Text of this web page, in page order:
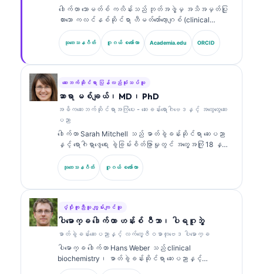
ဒေါက်တာ သောမတ်စ် ကလိန်းသည် ဘုတ်အဖွဲ့မှ အသိအမှတ်ပြု
ထားသော ကလင်နစ်ဆိုင်ရာ ဟီမတ်တော်လော့ဂျစ် (clinical
hematologist) နှင့် အတွင်းလူနာဆိုင်ရာ ဆရာဝန်
(internist) ဖြစ်ပြီး ဓာတ်ခွဲခန်းဆိုင်ရာ ဆေးပညာနှင့် AI
အကူအညီဖြင့် ကလင်နစ်ဆိုင်ရာ ခွဲခြမ်းစိတ်ဖြာမှုတွင်
အဖြစ် သူသည် ပိုင်ဆိုင်မှုဆိုင်ရာ အာရုံကြောကွန်ရက်
(proprietary neural network) ၏ ဆေးဘက်ဆိုင်ရာ တိကျမှုကို
စောင့်ကြည့်ကြီးကြပ်ပေးသည်။ ဒေါက်တာ ကလိန်းသည် ဇီဝ
အမှတ်အသား (biomarker) အဓိပ္ပာယ်ဖော်ခြင်းနှင့်
ဓာတ်ခွဲခန်းဆိုင်ရာ ရောဂါရှာဖွေခြင်း (laboratory
diagnostics) တို့နှင့်ပတ်သက်၍ ဓာတ်ခွဲခန်းဆိုင်ရာ ဆေး
ပညာဆိုင်ရာ ခေါင်းစဉ်များအပေါ်တွင် အကြိမ်ကြိမ် ထုတ်ဝေခဲ့
သည်။.
သုတေသနဂိတ် ဂူဂယ် စကော်လာ Academia.edu ORCID
ဆေးဘက်ဆိုင်ရာ ပြန်လည်သုံးသပ်သူ
ဆာရာ မစ်ချယ်၊ MD၊ PhD
အဓိကဆေးဘက်ဆိုင်ရာအကြံပေး - ဆေးခန်းရောဂါဗေဒနှင့် အထွေထွေဆေး
ပညာ
ဒေါက်တာ Sarah Mitchell သည် ဓာတ်ခွဲခန်းဆိုင်ရာ ဆေးပညာ
နှင့် ရောဂါရှာဖွေရေး ခွဲခြမ်းစိတ်ဖြာမှုတွင် အတွေ့အကြုံ 18 နှစ်
ကျော်ရှိသော ဘုတ်အဖွဲ့မှ အသိအမှတ်ပြု ကလင်နစ် ပက်သော်လော်
ဂျစ် (clinical pathologist) ဖြစ်သည်။ သူမသည် clinical
chemistry တွင် အထူးပြု အသိအမှတ်ပြုလက်မှတ်များကို ကိုင်
ထုတ်ဝေထားသည်။.
သုတေသနဂိတ် ဂူဂယ် စကော်လာ
ပံ့ပိုးကူညီသူ ကျွမ်းကျင်သူ
ပါမောက္ခ ဒေါက်တာ ဟန်းစ် ဝီဘာ၊ ပါရဂူဘွဲ့
ဓာတ်ခွဲခန်းဆေးပညာနှင့် လက်တွေ့ဇီဝဓာတုဗေဒ ပါမောက္ခ
ပါမောက္ခ ဒေါက်တာ Hans Weber သည် clinical
biochemistry၊ ဓာတ်ခွဲခန်းဆိုင်ရာ ဆေးပညာနှင့်
biomarker သုတေသနတွင် အတွေ့အကြုံ 30+ နှစ်ရှိသည်။